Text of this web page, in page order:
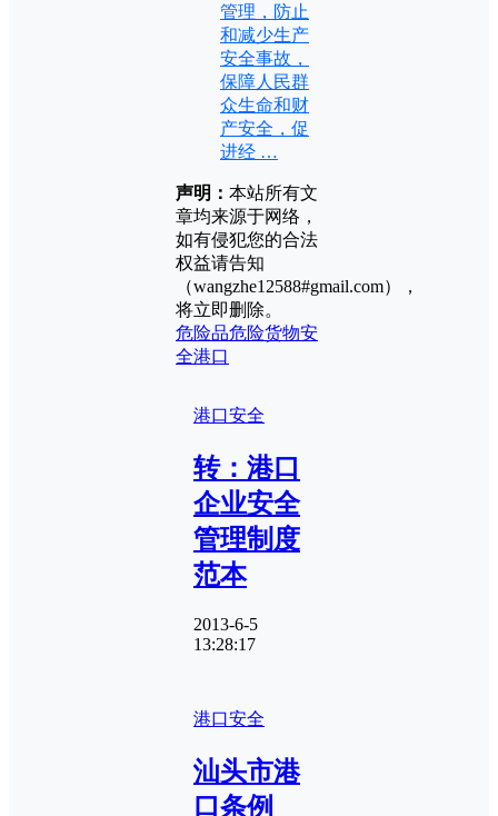
管理，防止
和减少生产
安全事故，
保障人民群
众生命和财
产安全，促
进经 …
声明： 本站所有文
章均来源于网络，
如有侵犯您的合法
权益请告知
（wangzhe12588#gmail.com），
将立即删除。
危险品危险货物安
全港口
港口安全
转：港口
企业安全
管理制度
范本
2013-6-5
13:28:17
港口安全
汕头市港
口条例